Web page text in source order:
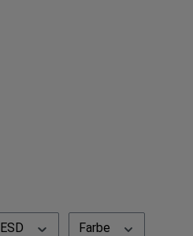
ESD Farbe